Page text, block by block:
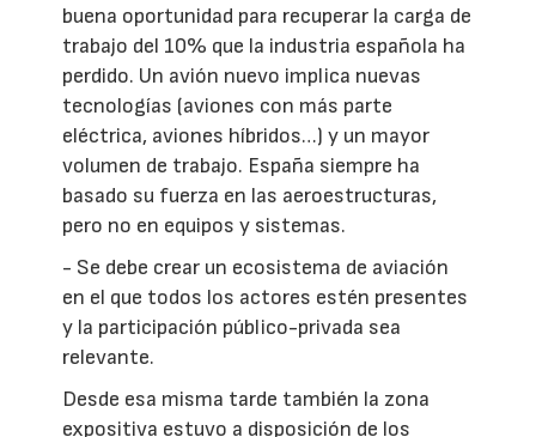
buena oportunidad para recuperar la carga de
trabajo del 10% que la industria española ha
perdido. Un avión nuevo implica nuevas
tecnologías (aviones con más parte
eléctrica, aviones híbridos…) y un mayor
volumen de trabajo. España siempre ha
basado su fuerza en las aeroestructuras,
pero no en equipos y sistemas.
- Se debe crear un ecosistema de aviación
en el que todos los actores estén presentes
y la participación público-privada sea
relevante.
Desde esa misma tarde también la zona
expositiva estuvo a disposición de los